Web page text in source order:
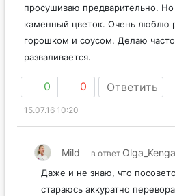
просушиваю предварительно.
каменный цветок. Очень люблю
горошком и соусом. Делаю
разваливается.
0 0 Ответить
15.07.16 10:20
Mild в ответ Olga_Kenga
Даже и не знаю, что
стараюсь аккуратно